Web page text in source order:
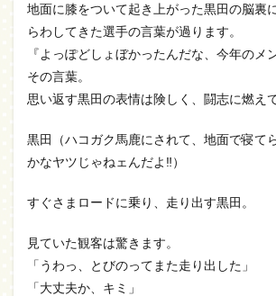
地面に膝をついて起き上がった黒田の脳裏
らわしてきた選手の言葉が過ります。
『よっぽどしょぼかったんだな、今年のメ
その言葉。
思い返す黒田の表情は険しく、闘志に燃え
黒田（ハコガク馬鹿にされて、地面で寝て
かなヤツじゃねェんだよ‼）
すぐさまロードに乗り、走り出す黒田。
見ていた観客は驚きます。
「うわっ、とびのってまた走り出した」
「大丈夫か、キミ」